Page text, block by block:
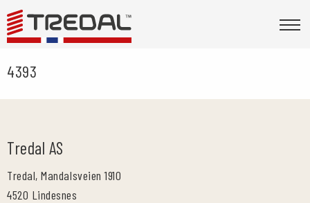
4393
Tredal AS
Tredal, Mandalsveien 1910
4520 Lindesnes